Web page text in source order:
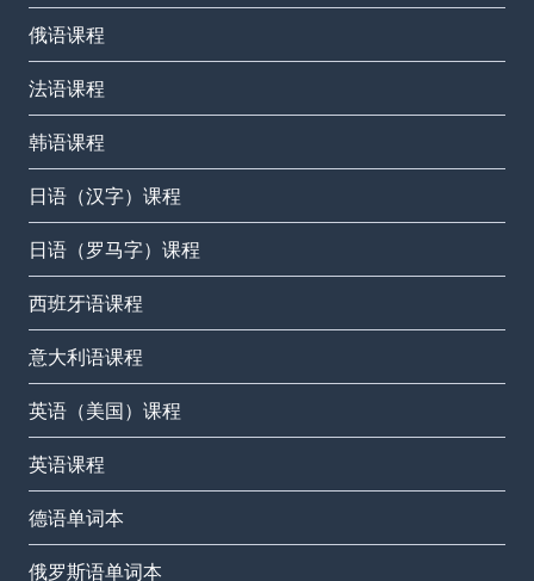
俄语课程
法语课程
韩语课程
日语（汉字）课程
日语（罗马字）课程
西班牙语课程
意大利语课程
英语（美国）课程
英语课程
德语单词本
俄罗斯语单词本